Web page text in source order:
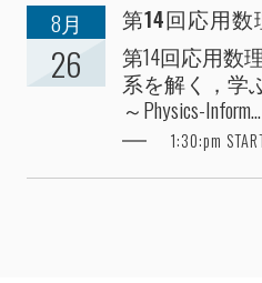
8月
26
第14回応用
第14回応用数
系を解く，学
～Physics-Inform...
1:30:pm